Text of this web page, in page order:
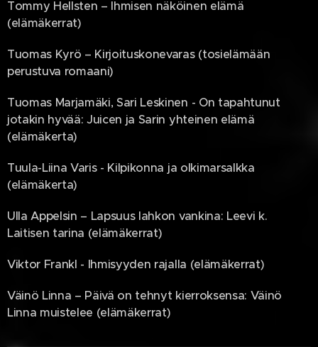
Tommy Hellsten – Ihmisen näköinen elämä
(elämäkerrat)
Tuomas Kyrö – Kirjoituskonevaras (tosielämään
perustuva romaani)
Tuomas Marjamäki, Sari Leskinen - On tapahtunut
jotakin hyvää: Juicen ja Sarin yhteinen elämä
(elämäkerta)
Tuula-Liina Varis - Kilpikonna ja olkimarsalkka
(elämäkerta)
Ulla Appelsin – Lapsuus lahkon vankina: Leevi k.
Laitisen tarina (elämäkerrat)
Viktor Frankl - Ihmisyyden rajalla (elämäkerrat)
Väinö Linna – Päivä on tehnyt kierroksensa: Väinö
Linna muistelee (elämäkerrat)